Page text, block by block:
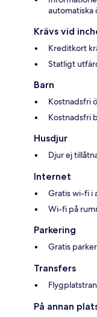
automatiska
Krävs vid
Kreditkort
Statligt
Barn
Kostnadsfri
Kostnadsfri
Husdjur
Djur ej
Internet
Gratis wi-fi i
Wi-fi på
Parkering
Gratis
Transfers
På annan